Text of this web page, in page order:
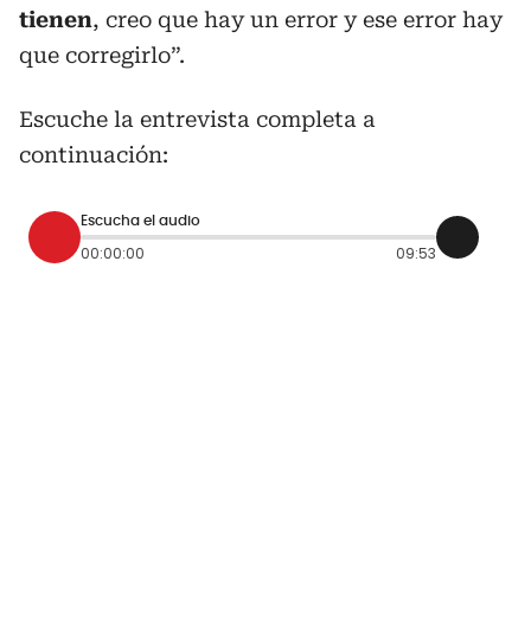
tienen, creo que hay un error y ese error hay
que corregirlo”.
Escuche la entrevista completa a
continuación:
Escucha el audio
00:00:00 09:53